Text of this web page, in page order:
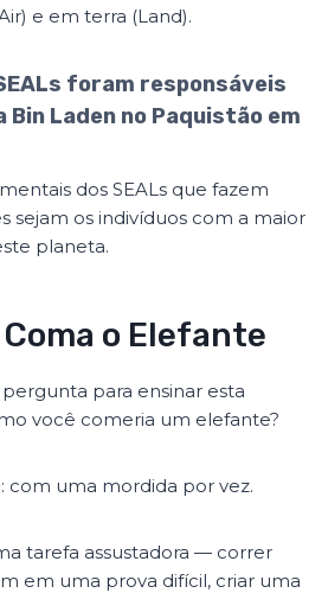
e em terra (Land).
foram responsáveis
Bin Laden no Paquistão em
dos SEALs que fazem
sejam os indivíduos com a maior
planeta.
o Elefante
pergunta para ensinar esta
você comeria um elefante?
com uma mordida por vez.
tarefa assustadora — correr
em uma prova difícil, criar uma